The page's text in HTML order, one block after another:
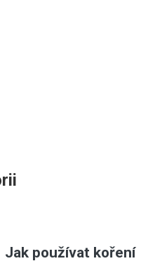
Jak používat koření